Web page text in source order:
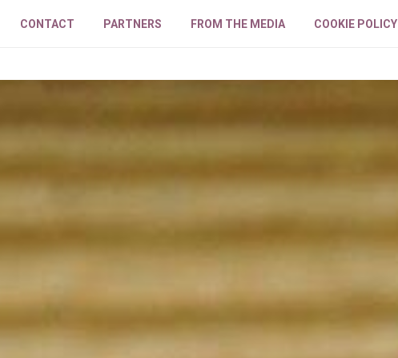
CONTACT PARTNERS FROM THE MEDIA COOKIE POLICY